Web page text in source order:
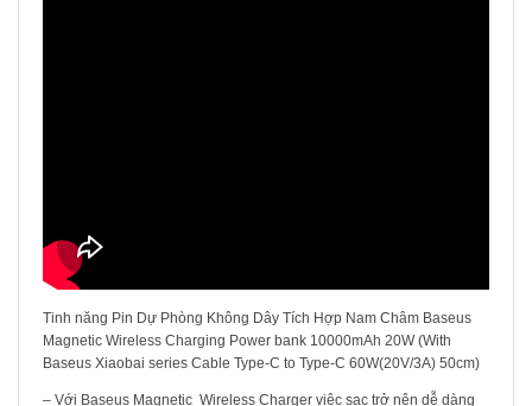
Tinh năng Pin Dự Phòng Không Dây Tích Hợp Nam Châm Baseus
Magnetic Wireless Charging Power bank 10000mAh 20W (With
Baseus Xiaobai series Cable Type-C to Type-C 60W(20V/3A) 50cm)
– Với Baseus Magnetic Wireless Charger việc sạc trở nên dễ dàng